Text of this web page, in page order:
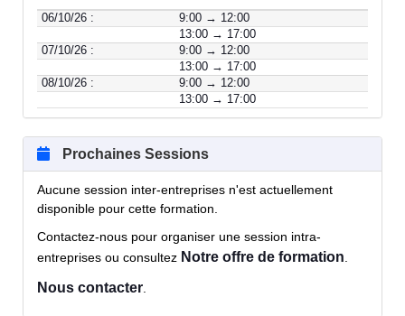
06/10/26 :
9:00 → 12:00
13:00 → 17:00
07/10/26 :
9:00 → 12:00
13:00 → 17:00
08/10/26 :
9:00 → 12:00
13:00 → 17:00
Prochaines Sessions
Aucune session inter-entreprises n'est actuellement
disponible pour cette formation.
Contactez-nous pour organiser une session intra-
entreprises ou consultez Notre offre de formation.
Nous contacter.